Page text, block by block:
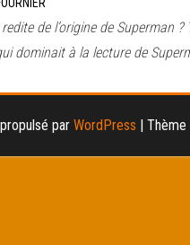
de l’origine de Superman ?
dominait à la lecture de
par WordPress Thème